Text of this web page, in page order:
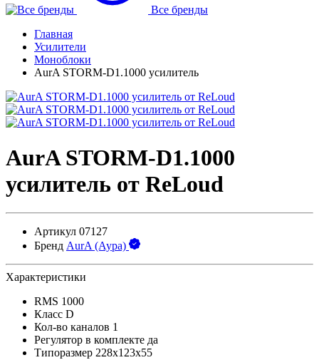
Все бренды
Главная
Усилители
Моноблоки
AurA STORM-D1.1000 усилитель
AurA STORM-D1.1000
усилитель от ReLoud
Артикул 07127
Бренд AurA (Аура)
Характеристики
RMS 1000
Класс D
Кол-во каналов 1
Регулятор в комплекте да
Типоразмер 228x123x55